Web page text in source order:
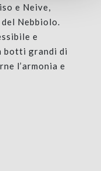
e Neive,
Nebbiolo.
e
botti grandi di
l’armonia e